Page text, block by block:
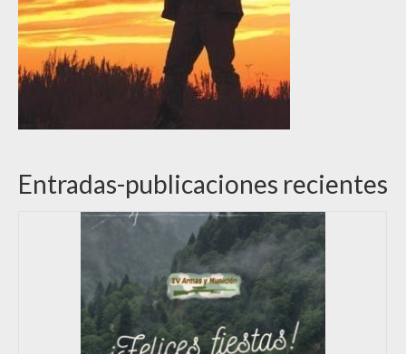
Entradas-publicaciones recientes